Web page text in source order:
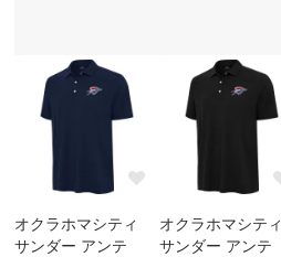
オクラホマシティ
サンダー アンテ
オクラホマシティ
サンダー アンテ